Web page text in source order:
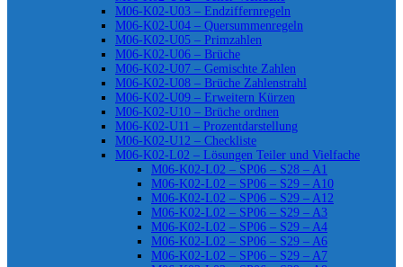
M06-K02-U03 – Endziffernregeln
M06-K02-U04 – Quersummenregeln
M06-K02-U05 – Primzahlen
M06-K02-U06 – Brüche
M06-K02-U07 – Gemischte Zahlen
M06-K02-U08 – Brüche Zahlenstrahl
M06-K02-U09 – Erweitern Kürzen
M06-K02-U10 – Brüche ordnen
M06-K02-U11 – Prozentdarstellung
M06-K02-U12 – Checkliste
M06-K02-L02 – Lösungen Teiler und Vielfache
M06-K02-L02 – SP06 – S28 – A1
M06-K02-L02 – SP06 – S29 – A10
M06-K02-L02 – SP06 – S29 – A12
M06-K02-L02 – SP06 – S29 – A3
M06-K02-L02 – SP06 – S29 – A4
M06-K02-L02 – SP06 – S29 – A6
M06-K02-L02 – SP06 – S29 – A7